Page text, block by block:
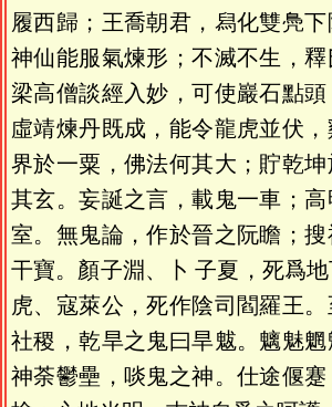
履西歸；王喬朝君，舄化雙鳧下
神仙能服氣煉形；不滅不生，釋
梁高僧談經入妙，可使巖石點
虛靖煉丹既成，能令龍虎並伏
界於一粟，佛法何其大；貯乾
其玄。妄誕之言，載鬼一車；
室。無鬼論，作於晉之阮瞻；
干寶。顏子淵、卜 子夏，死爲
虎、寇萊公，死作陰司閻羅王
社稷，乾旱之鬼曰旱魃。魑魅魍
神荼鬱壘，啖鬼之神。仕途偃